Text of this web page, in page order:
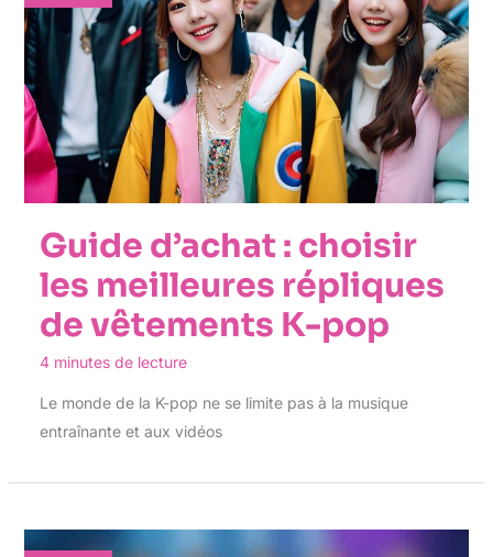
Guide d’achat : choisir
les meilleures répliques
de vêtements K-pop
4 minutes de lecture
Le monde de la K-pop ne se limite pas à la musique
entraînante et aux vidéos